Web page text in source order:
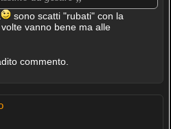
sono scatti "rubati" con la
vanno bene ma alle
commento.